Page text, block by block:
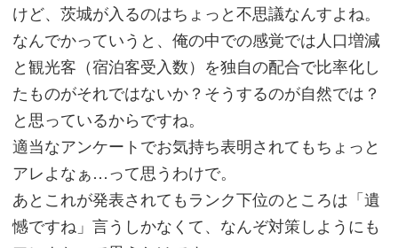
けど、茨城が入るのはちょっと不思議なんすよね。
なんでかっていうと、俺の中での感覚では人口増減
と観光客（宿泊客受入数）を独自の配合で比率化し
たものがそれではないか？そうするのが自然では？
と思っているからですね。
適当なアンケートでお気持ち表明されてもちょっと
アレよなぁ…って思うわけで。
あとこれが発表されてもランク下位のところは「遺
憾ですね」言うしかなくて、なんぞ対策しようにも